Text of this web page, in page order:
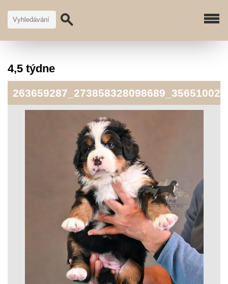
4,5 týdne